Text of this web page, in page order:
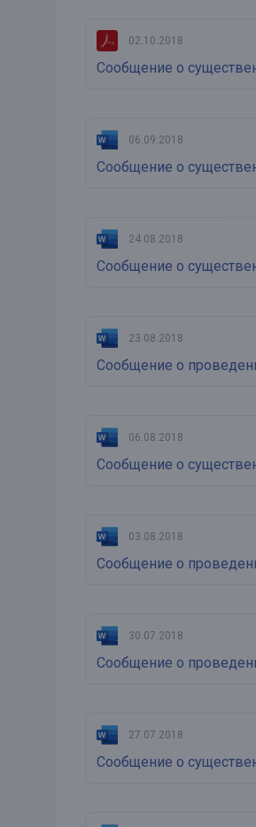
02.10.2018
Сообщение о
06.09.2018
Сообщение о
24.08.2018
Сообщение о
23.08.2018
Сообщение о
06.08.2018
Сообщение о
03.08.2018
Сообщение о
30.07.2018
Сообщение о
27.07.2018
Сообщение о